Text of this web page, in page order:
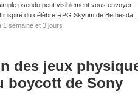
pseudo peut visiblement vous envoyer
inspiré du célèbre RPG Skyrim de Bethesda.…
1 semaine et 3 jours
des jeux
boycott de Sony